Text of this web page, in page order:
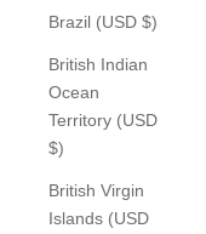
Brazil (USD $)
British Indian
Ocean
Territory (USD
$)
British Virgin
Islands (USD